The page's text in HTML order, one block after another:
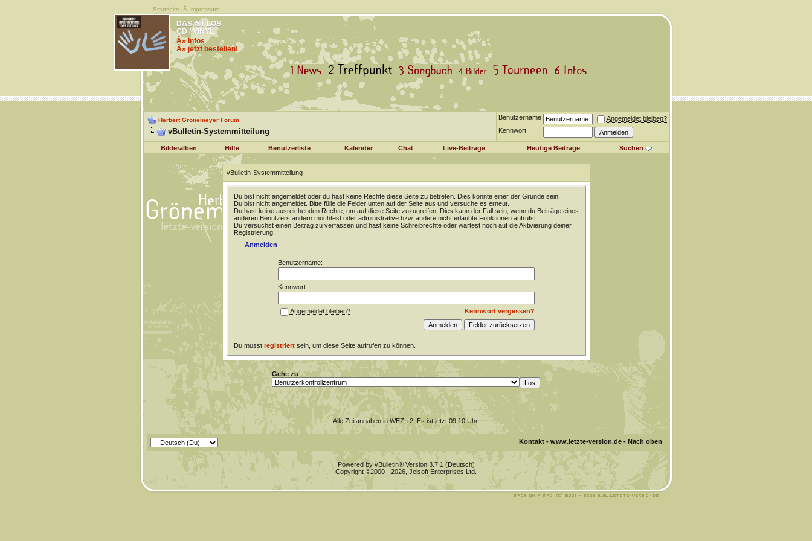
Startseite |Â Impressum
DAS IST LOS
CD / VINYL
Â» Infos
Â» jetzt bestellen!
Herbert Grönemeyer Forum
vBulletin-Systemmitteilung
Benutzername
Angemeldet bleiben?
Kennwort
Bilderalben Hilfe Benutzerliste Kalender Chat Live-Beiträge Heutige Beiträge Suchen
vBulletin-Systemmitteilung
Du bist nicht angemeldet oder du hast keine Rechte diese Seite zu betreten. Dies könnte einer der Gründe sein:
Du bist nicht angemeldet. Bitte fülle die Felder unten auf der Seite aus und versuche es erneut.
Du hast keine ausreichenden Rechte, um auf diese Seite zuzugreifen. Dies kann der Fall sein, wenn du Beiträge eines
anderen Benutzers ändern möchtest oder administrative bzw. andere nicht erlaubte Funktionen aufrufst.
Du versuchst einen Beitrag zu verfassen und hast keine Schreibrechte oder wartest noch auf die Aktivierung deiner
Registrierung.
Anmelden
Benutzername:
Kennwort:
Kennwort vergessen?
Angemeldet bleiben?
Du musst registriertsein, um diese Seite aufrufen zu können.
Gehe zu
Alle Zeitangaben in WEZ +2. Es ist jetzt09:10Uhr.
Kontakt- www.letzte-version.de- Nach oben
Powered by vBulletin® Version 3.7.1 (Deutsch)
Copyright ©2000 - 2026, Jelsoft Enterprises Ltd.